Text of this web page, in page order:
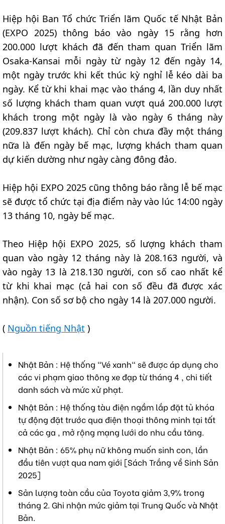
Hiệp hội Ban Tổ chức Triển lãm Quốc tế Nhật Bản
(EXPO 2025) thông báo vào ngày 15 rằng hơn
200.000 lượt khách đã đến tham quan Triển lãm
Osaka-Kansai mỗi ngày từ ngày 12 đến ngày 14,
một ngày trước khi kết thúc kỳ nghỉ lễ kéo dài ba
ngày. Kể từ khi khai mạc vào tháng 4, lần duy nhất
số lượng khách tham quan vượt quá 200.000 lượt
khách trong một ngày là vào ngày 6 tháng này
(209.837 lượt khách). Chỉ còn chưa đầy một tháng
nữa là đến ngày bế mạc, lượng khách tham quan
dự kiến dường như ngày càng đông đảo.
Hiệp hội EXPO 2025 cũng thông báo rằng lễ bế mạc
sẽ được tổ chức tại địa điểm này vào lúc 14:00 ngày
13 tháng 10, ngày bế mạc.
Theo Hiệp hội EXPO 2025, số lượng khách tham
quan vào ngày 12 tháng này là 208.163 người, và
vào ngày 13 là 218.130 người, con số cao nhất kể
từ khi khai mạc (cả hai con số đều đã được xác
nhận). Con số sơ bộ cho ngày 14 là 207.000 người.
( Nguồn tiếng Nhật )
Nhật Bản : Hệ thống "Vé xanh" sẽ được áp dụng cho
các vi phạm giao thông xe đạp từ tháng 4 , chi tiết
danh sách và mức xử phạt.
Nhật Bản : Hệ thống tàu điện ngầm lắp đặt tủ khóa
tự động đặt trước qua điện thoại thông minh tại tất
cả các ga , mở rộng mạng lưới do nhu cầu tăng.
Nhật Bản : 65% phụ nữ không muốn sinh con, lần
đầu tiên vượt qua nam giới [Sách Trắng về Sinh Sản
2025]
Sản lượng toàn cầu của Toyota giảm 3,9% trong
tháng 2. Ghi nhận mức giảm tại Trung Quốc và Nhật
Bản.